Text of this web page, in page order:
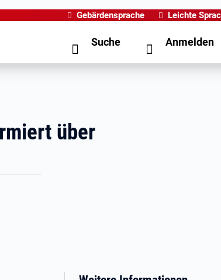
Gebärdensprache Leichte
Suche Anmelden
über